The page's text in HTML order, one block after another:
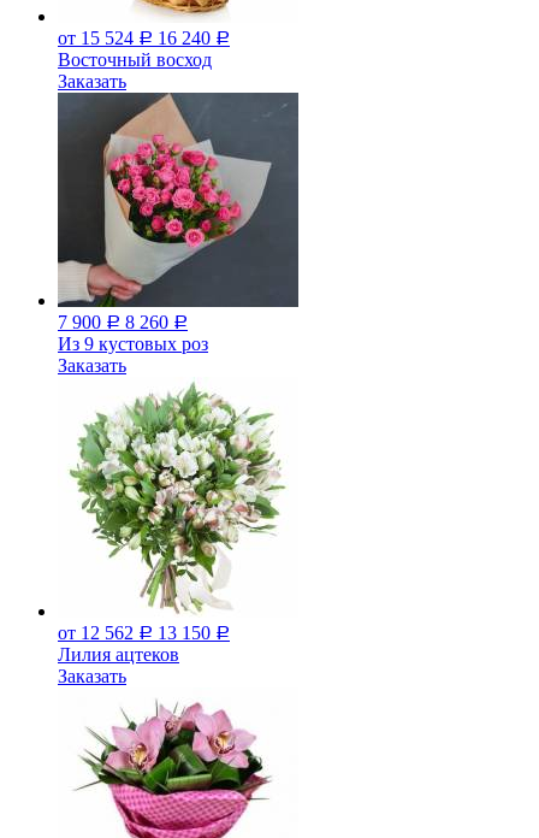
от 15 524 Р 16 240 Р
Восточный восход
Заказать
7 900 Р 8 260 Р
Из 9 кустовых роз
Заказать
от 12 562 Р 13 150 Р
Лилия ацтеков
Заказать